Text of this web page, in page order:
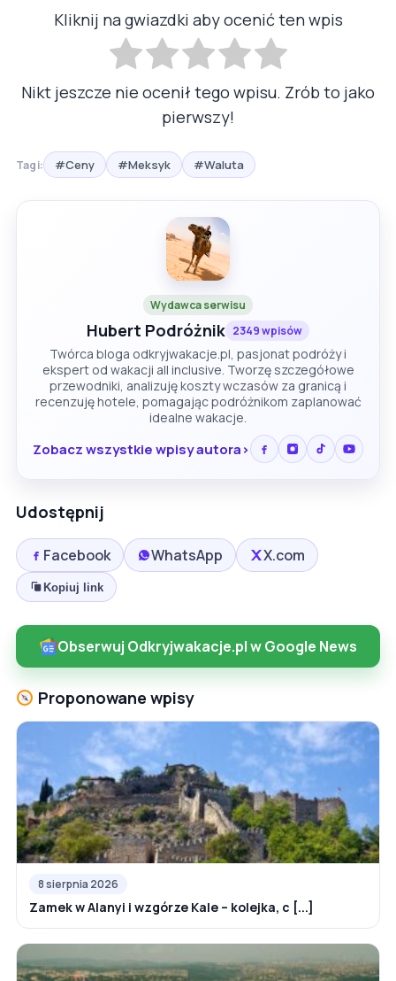
Kliknij na gwiazdki aby ocenić ten wpis
Nikt jeszcze nie ocenił tego wpisu. Zrób to jako
pierwszy!
Tagi: #Ceny #Meksyk #Waluta
Wydawca serwisu
Hubert Podróżnik 2349 wpisów
Twórca bloga odkryjwakacje.pl, pasjonat podróży i
ekspert od wakacji all inclusive. Tworzę szczegółowe
przewodniki, analizuję koszty wczasów za granicą i
recenzuję hotele, pomagając podróżnikom zaplanować
idealne wakacje.
Zobacz wszystkie wpisy autora
Udostępnij
Facebook WhatsApp X.com
Kopiuj link
Obserwuj Odkryjwakacje.pl w Google News
Proponowane wpisy
8 sierpnia 2026
Zamek w Alanyi i wzgórze Kale – kolejka, c [...]